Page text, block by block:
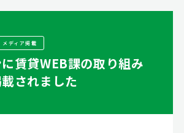
メディア掲載
賃貸WEB課の取り組み
されました